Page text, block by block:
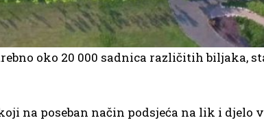
oko 20 000 sadnica različitih biljaka,
na poseban način podsjeća na lik i